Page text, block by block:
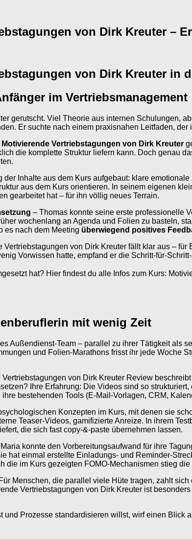
von Dirk Kreuter –
von Dirk Kreuter in
im Vertriebsmanagement
gerutscht. Viel Theorie aus internen Schulungen,
Er suchte nach einem praxisnahen Leitfaden,
Motivierende Vertriebstagungen von Dirk Kreuter
die komplette Struktur liefern kann. Doch genau
der Inhalte aus dem Kurs aufgebaut: klare
aus dem Kurs orientieren. In seinem eigenen
gearbeitet hat – für ihn völlig neues Terrain.
– Thomas konnte seine erste professionelle
wochenlang an Agenda und Folien zu basteln,
es nach dem Meeting überwiegend positives
von Dirk Kreuter fällt klar aus –
Vorwissen hatte, empfand er die Schritt-für-
hat? Hier findest du alle Infos zum Kurs:
mit wenig Zeit
Außendienst-Team – parallel zu ihrer Tätigkeit als
und Folien-Marathons frisst ihr jede Woche
von Dirk Kreuter Review
Ihre Erfahrung: Die Videos sind so
bestehenden Tools (E-Mail-Vorlagen, CRM,
Konzepten im Kurs, mit denen sie
Teaser-Videos, gamifizierte Anreize. In ihrem
die sich fast copy-&-paste übernehmen lassen.
konnte den Vorbereitungsaufwand für ihre
hat einmal erstellte Einladungs- und Reminder-
die im Kurs gezeigten FOMO-Mechanismen stieg
Menschen, die parallel viele Hüte tragen, zahlt
Vertriebstagungen von Dirk Kreuter ist
und Prozesse standardisieren willst, wirf einen Blick